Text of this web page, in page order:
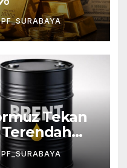
Tekan